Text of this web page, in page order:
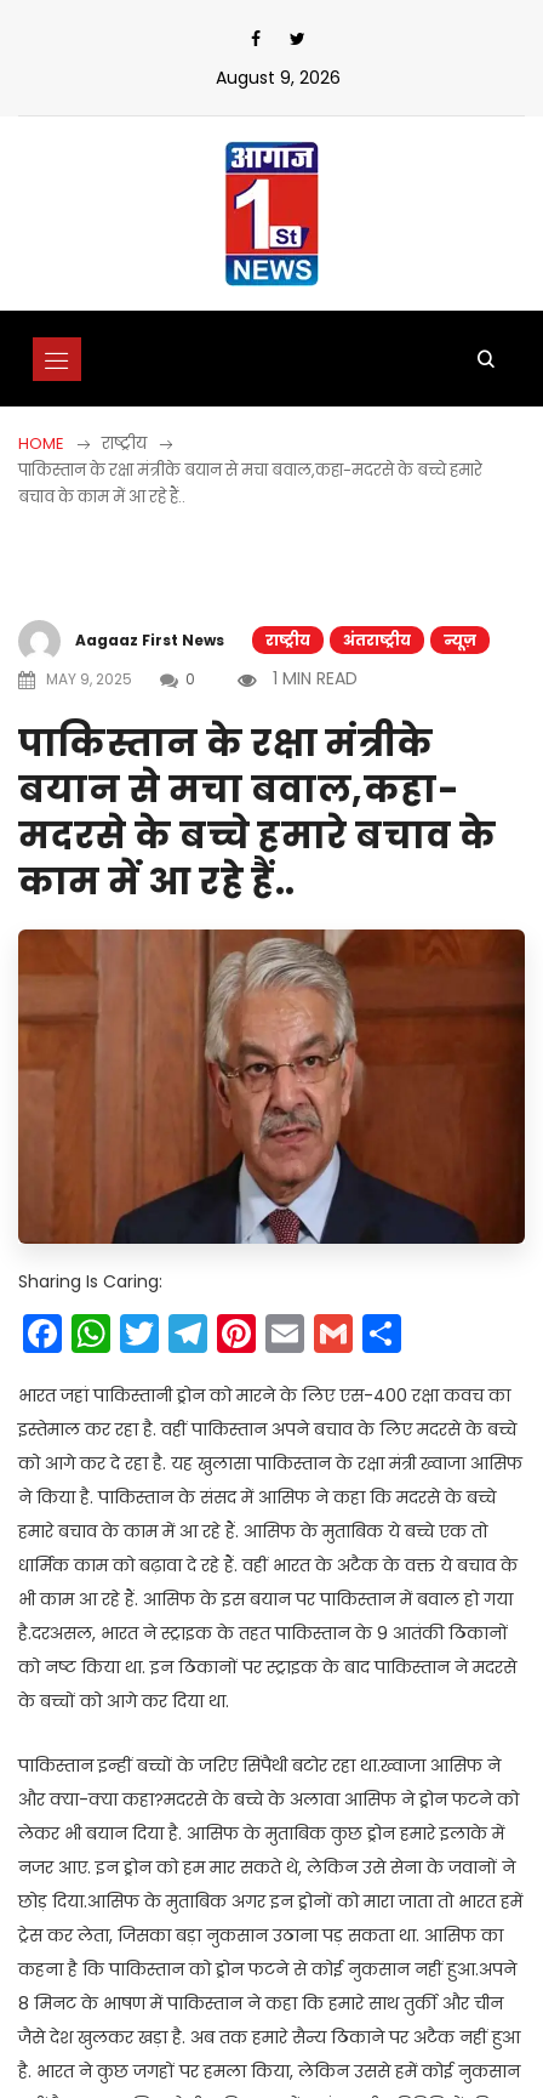
August 9, 2026
HOME
राष्ट्रीय
पाकिस्तान के रक्षा मंत्रीके बयान से मचा बवाल,कहा-मदरसे के बच्चे हमारे
बचाव के काम में आ रहे हैं..
Aagaaz First News राष्ट्रीय अंतराष्ट्रीय
न्यूज़
MAY 9, 2025
0 1 MIN READ
पाकिस्तान के रक्षा मंत्रीके
बयान से मचा बवाल,कहा-
मदरसे के बच्चे हमारे बचाव के
काम में आ रहे हैं..
Sharing Is Caring:
Facebook
WhatsApp
Twitter
Telegram
Pinterest
EmailGmail
भारत जहां पाकिस्तानी ड्रोन को मारने के लिए एस-400 रक्षा कवच का
इस्तेमाल कर रहा है. वहीं पाकिस्तान अपने बचाव के लिए मदरसे के बच्चे
को आगे कर दे रहा है. यह खुलासा पाकिस्तान के रक्षा मंत्री ख्वाजा आसिफ
ने किया है. पाकिस्तान के संसद में आसिफ ने कहा कि मदरसे के बच्चे
हमारे बचाव के काम में आ रहे हैं. आसिफ के मुताबिक ये बच्चे एक तो
धार्मिक काम को बढ़ावा दे रहे हैं. वहीं भारत के अटैक के वक्त ये बचाव के
भी काम आ रहे हैं. आसिफ के इस बयान पर पाकिस्तान में बवाल हो गया
है.दरअसल, भारत ने स्ट्राइक के तहत पाकिस्तान के 9 आतंकी ठिकानों
को नष्ट किया था. इन ठिकानों पर स्ट्राइक के बाद पाकिस्तान ने मदरसे
के बच्चों को आगे कर दिया था.
पाकिस्तान इन्हीं बच्चों के जरिए सिंपैथी बटोर रहा था.ख्वाजा आसिफ ने
और क्या-क्या कहा?मदरसे के बच्चे के अलावा आसिफ ने ड्रोन फटने को
लेकर भी बयान दिया है. आसिफ के मुताबिक कुछ ड्रोन हमारे इलाके में
नजर आए. इन ड्रोन को हम मार सकते थे, लेकिन उसे सेना के जवानों ने
छोड़ दिया.आसिफ के मुताबिक अगर इन ड्रोनों को मारा जाता तो भारत हमें
ट्रेस कर लेता, जिसका बड़ा नुकसान उठाना पड़ सकता था. आसिफ का
कहना है कि पाकिस्तान को ड्रोन फटने से कोई नुकसान नहीं हुआ.अपने
8 मिनट के भाषण में पाकिस्तान ने कहा कि हमारे साथ तुर्की और चीन
जैसे देश खुलकर खड़ा है. अब तक हमारे सैन्य ठिकाने पर अटैक नहीं हुआ
है. भारत ने कुछ जगहों पर हमला किया, लेकिन उससे हमें कोई नुकसान